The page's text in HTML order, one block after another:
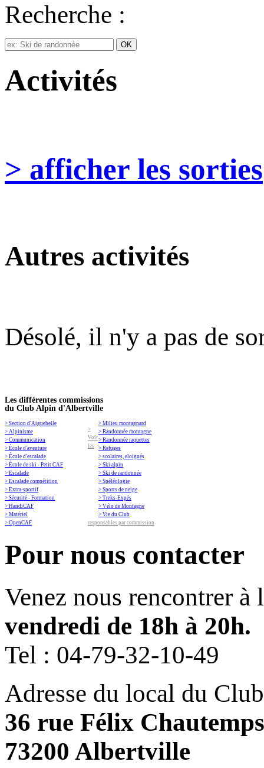
Recherche :
Activités
> afficher les sorties
Autres activités
Désolé, il n'y a pas de
Les différentes commissions
du Club Alpin d'Albertville
> Section d'Aiguebelle
> Alpinisme
> Communication
> École d'aventure
> École d'escalade
> École de ski - Petit CAF
> Escalade
> Escalade compétition
> Extra-sportif
> Sécurité - Formation
> HandiCAF
> Matériel
> OpenCAF
> Milieu montagnard
> Randonnée montagne
> Randonnée raquettes
> Refuges
> scolaires, eloignés
> Ski alpin
> Ski de randonnée
> Spéléologie
> Sports de neige
> Treks-Expés
> Vélo de Montagne
> Vie du Club
>
Voir
les
responsables par commission
Pour nous contacter
Venez nous rencontrer à
vendredi de 18h à 20h.
Tel : 04-79-32-10-49
Adresse du local du
36 rue Félix Chautemps
73200 Albertville